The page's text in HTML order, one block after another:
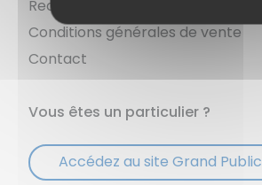
Recrutements
Conditions générales de vente
Contact
Vous êtes un particulier ?
Accédez au site Grand Public